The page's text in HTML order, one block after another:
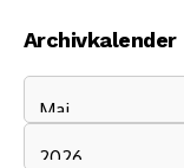
Archivkalender